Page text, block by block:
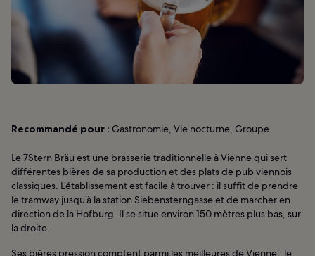
Recommandé pour : Gastronomie, Vie nocturne, Groupe
Le 7Stern Bräu est une brasserie traditionnelle à Vienne qui sert
différentes bières de sa production et des plats de pub viennois
classiques. L’établissement est facile à trouver : il suffit de prendre
le tramway jusqu’à la station Siebensterngasse et de marcher en
direction de la Hofburg. Il se situe environ 150 mètres plus bas, sur
la droite.
Ses bières pression comptent parmi les meilleures de Vienne ; le